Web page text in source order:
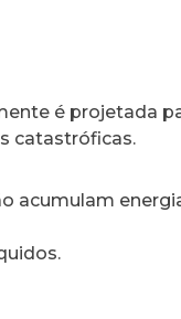
é projetada
catastróficas.
acumulam